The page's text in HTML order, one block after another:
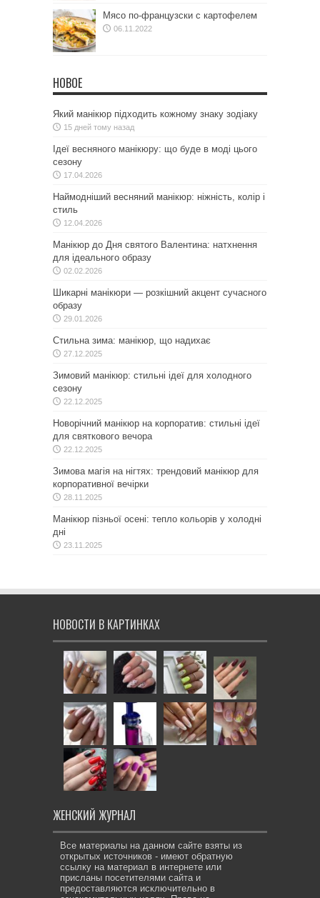
Мясо по-французски с картофелем
06.11.2022
НОВОЕ
Який манікюр підходить кожному знаку зодіаку
15 дней тому назад
Ідеї весняного манікюру: що буде в моді цього
сезону
17.04.2026
Наймодніший весняний манікюр: ніжність, колір і
стиль
12.04.2026
Манікюр до Дня святого Валентина: натхнення
для ідеального образу
02.02.2026
Шикарні манікюри — розкішний акцент сучасного
образу
29.01.2026
Стильна зима: манікюр, що надихає
27.12.2025
Зимовий манікюр: стильні ідеї для холодного
сезону
22.12.2025
Новорічний манікюр на корпоратив: стильні ідеї
для святкового вечора
22.12.2025
Зимова магія на нігтях: трендовий манікюр для
корпоративної вечірки
28.11.2025
Манікюр пізньої осені: тепло кольорів у холодні
дні
23.11.2025
НОВОСТИ В КАРТИНКАХ
ЖЕНСКИЙ ЖУРНАЛ
Все материалы на данном сайте взяты из
открытых источников - имеют обратную
ссылку на материал в интернете или
присланы посетителями сайта и
предоставляются исключительно в